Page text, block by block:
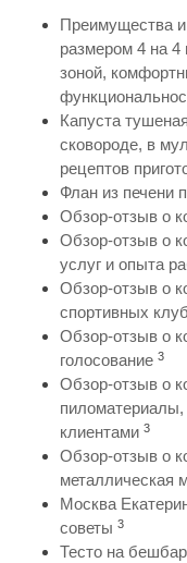
Преимущества и
размером 4 на 4
зоной,
Капуста
сковороде, в
рецептов
Флан из печени
Обзор-отзыв о
Обзор-отзыв о
услуг и опыта
Обзор-отзыв о
спортивных
Обзор-отзыв о
голосование 3
Обзор-отзыв о
пиломатериалы,
клиентами 3
Обзор-отзыв о
металлическая
Москва
советы 3
Тесто на